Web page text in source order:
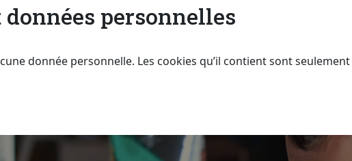
données personnelles
donnée personnelle. Les cookies qu’il contient sont